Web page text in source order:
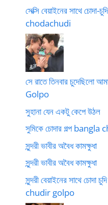
সেক্সি বেয়াইনের সাথে
chodachudi
সে রাতে তিনবার
Golpo
সুহানা যেন একটু কেপে উঠল
সুমিকে চোদার গল্প
সুন্দরী ভাবীর অবৈধ কামক্ষুধা
সুন্দরী ভাবীর অবৈধ কামক্ষুধা
সুন্দরী বেয়াইনের সাথে
chudir golpo